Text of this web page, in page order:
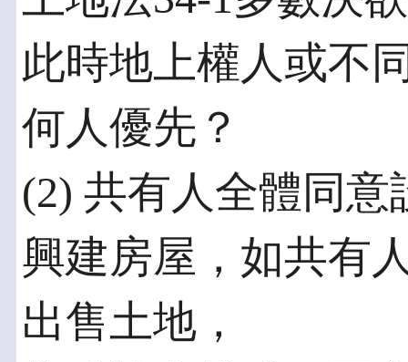
此時地上權人或不
何人優先？
(2) 共有人全體同
興建房屋，如共有
出售土地，